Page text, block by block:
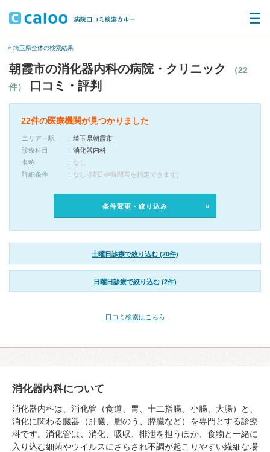
« 埼玉県全体の検索結果
朝霞市の消化器内科の病院・クリニック
（22
件）
口コミ・評判
22件の医療機関が見つかりました
エリア・駅
埼玉県朝霞市
診療科目
消化器内科
名称
なし
詳細条件
なし (曜日や時間帯を指定できます)
条件変更・絞り込み
土曜日診療で絞り込む (20件)
日曜日診療で絞り込む (2件)
口コミ検索はこちら
消化器内科について
消化器内科は、消化管（食道、胃、十二指腸、小腸、大腸）と、
消化に関わる臓器（肝臓、胆のう、膵臓など）を専門とする診療
科です。消化管は、消化、吸収、排泄を担うほか、食物と一緒に
入り込む細菌やウイルスにさらされ不調が起こりやすい繊細な場